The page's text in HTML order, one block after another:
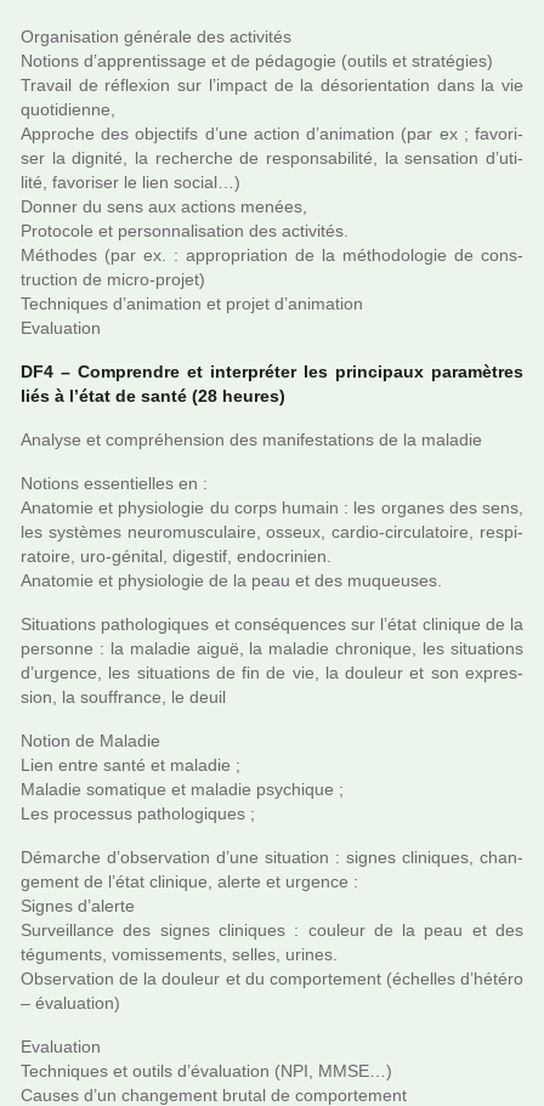
Organisation géné­rale des acti­vi­tés
Notions d’appren­tis­sage et de péda­go­gie (outils et stra­té­gies)
Travail de réflexion sur l’impact de la déso­rien­ta­tion dans la vie
quo­ti­dienne,
Approche des objec­tifs d’une action d’ani­ma­tion (par ex ; favo­ri­
ser la dignité, la recher­che de res­pon­sa­bi­lité, la sen­sa­tion d’uti­
lité, favo­ri­ser le lien social…)
Donner du sens aux actions menées,
Protocole et per­son­na­li­sa­tion des acti­vi­tés.
Méthodes (par ex. : appro­pria­tion de la métho­do­lo­gie de cons­
truc­tion de micro-projet)
Techniques d’ani­ma­tion et projet d’ani­ma­tion
Evaluation
DF4 – Comprendre et inter­pré­ter les prin­ci­paux para­mè­tres
liés à l’état de santé (28 heures)
Analyse et com­pré­hen­sion des mani­fes­ta­tions de la mala­die
Notions essen­tiel­les en :
Anatomie et phy­sio­lo­gie du corps humain : les orga­nes des sens,
les sys­tè­mes neu­ro­mus­cu­laire, osseux, cardio-cir­cu­la­toire, res­pi­
ra­toire, uro-géni­tal, diges­tif, endo­cri­nien.
Anatomie et phy­sio­lo­gie de la peau et des muqueu­ses.
Situations patho­lo­gi­ques et consé­quen­ces sur l’état cli­ni­que de la
per­sonne : la mala­die aiguë, la mala­die chro­ni­que, les situa­tions
d’urgence, les situa­tions de fin de vie, la dou­leur et son expres­
sion, la souf­france, le deuil
Notion de Maladie
Lien entre santé et mala­die ;
Maladie soma­ti­que et mala­die psy­chi­que ;
Les pro­ces­sus patho­lo­gi­ques ;
Démarche d’obser­va­tion d’une situa­tion : signes cli­ni­ques, chan­
ge­ment de l’état cli­ni­que, alerte et urgence :
Signes d’alerte
Surveillance des signes cli­ni­ques : cou­leur de la peau et des
tégu­ments, vomis­se­ments, selles, urines.
Observation de la dou­leur et du com­por­te­ment (échelles d’hétéro
– évaluation)
Evaluation
Techniques et outils d’évaluation (NPI, MMSE…)
Causes d’un chan­ge­ment brutal de com­por­te­ment